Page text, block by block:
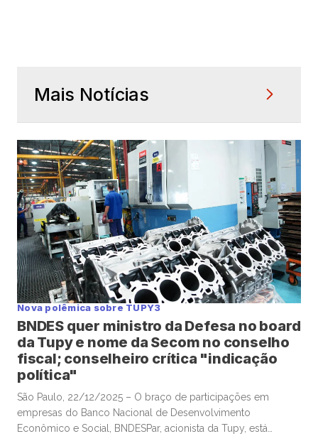
Mais Notícias
Nova polêmica sobre TUPY3
BNDES quer ministro da Defesa no board
da Tupy e nome da Secom no conselho
fiscal; conselheiro crítica "indicação
política"
São Paulo, 22/12/2025 – O braço de participações em
empresas do Banco Nacional de Desenvolvimento
Econômico e Social, BNDESPar, acionista da Tupy, está